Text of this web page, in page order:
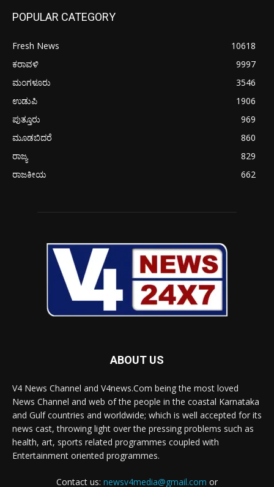
POPULAR CATEGORY
Fresh News
10618
ಕರಾವಳಿ
9997
ಮಂಗಳೂರು
3546
ಉಡುಪಿ
1906
ಪುತ್ತೂರು
969
ಮೂಡಬಿದರೆ
860
ರಾಜ್ಯ
829
ರಾಜಕೀಯ
662
ABOUT US
V4 News Channel and V4news.Com being the most loved
News Channel and web of the people in the coastal Karnataka
and Gulf countries and worldwide; which is well accepted for its
news cast, throwing light over the pressing problems such as
health, art, sports related programmes coupled with
Entertainment oriented programmes.
Contact us: newsv4media@gmail.com or